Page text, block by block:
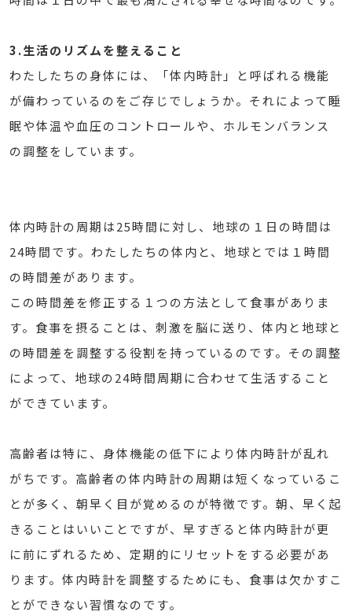
3.生活のリズムを整えること
わたしたちの身体には、「体内時計」と呼ばれる機能
が備わっているのをご存じでしょうか。それによって睡
眠や体温や血圧のコントロールや、ホルモンバランス
の調整をしています。
体内時計の周期は25時間に対し、地球の１日の時間は
24時間です。わたしたちの体内と、地球とでは１時間
の時間差があります。
この時間差を修正する１つの方法として食事がありま
す。食事を摂ることは、刺激を脳に送り、体内と地球と
の時間差を調整する役割を持っているのです。その調整
によって、地球の24時間周期に合わせて生活すること
ができています。
高齢者は特に、身体機能の低下により体内時計が乱れ
がちです。高齢者の体内時計の周期は短くなっているこ
とが多く、朝早く目が覚めるのが特徴です。朝、早く起
きることはいいことですが、早すぎると体内時計が更
に前にずれるため、定期的にリセットをする必要があ
ります。体内時計を調整するためにも、食事は欠かすこ
とができない習慣なのです。